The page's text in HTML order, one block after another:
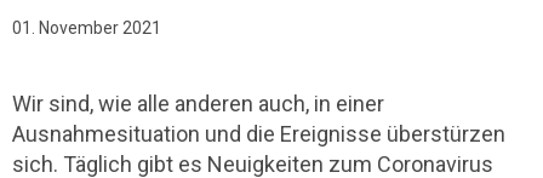
01. November 2021
Wir sind, wie alle anderen auch, in einer
Ausnahmesituation und die Ereignisse überstürzen
sich. Täglich gibt es Neuigkeiten zum Coronavirus